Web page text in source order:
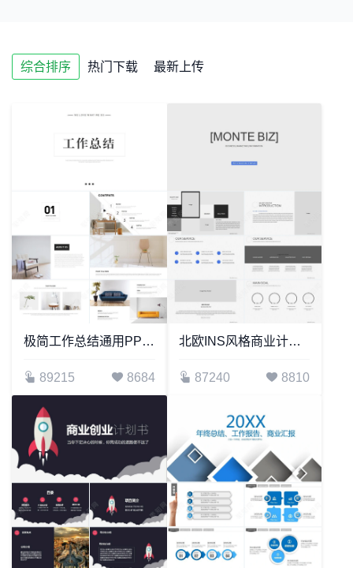
综合排序 热门下载 最新上传
极简工作总结通用PPT模板
89215 8684
北欧INS风格商业计划书产品发布PPT模板
87240 8810